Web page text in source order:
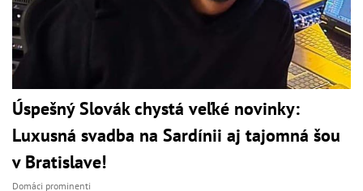
Úspešný Slovák chystá veľké novinky:
Luxusná svadba na Sardínii aj tajomná šou
v Bratislave!
Domáci prominenti